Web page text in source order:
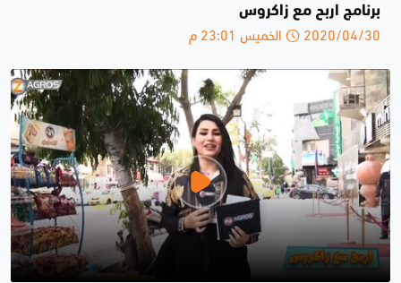
برنامج اربح مع زاكروس
2020/04/30 الخميس 23:01 م